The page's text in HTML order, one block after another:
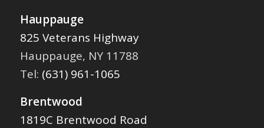
Hauppauge
825 Veterans Highway
Hauppauge, NY 11788
Tel: (631) 961-1065
Brentwood
1819C Brentwood Road